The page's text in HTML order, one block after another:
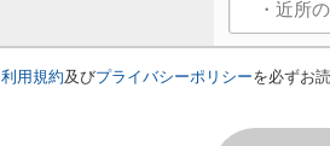
利用規約及びプライバシーポリシーを必ずお